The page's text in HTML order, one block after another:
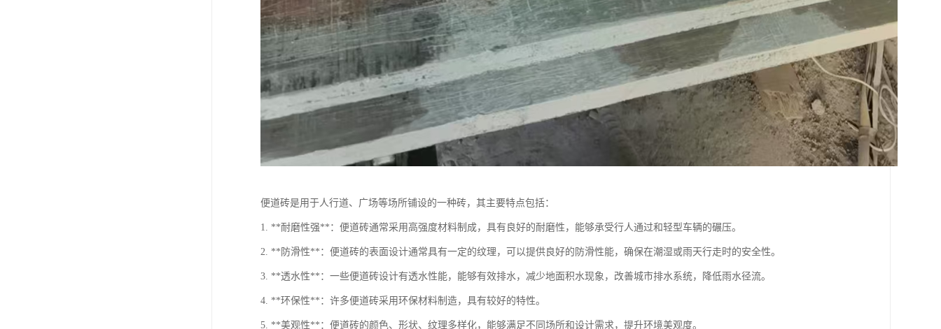
便道砖是用于人行道、广场等场所铺设的一种砖，其主要特点包括：
1. **耐磨性强**：便道砖通常采用高强度材料制成，具有良好的耐磨性，能够承受行人通过和轻型车辆的碾压。
2. **防滑性**：便道砖的表面设计通常具有一定的纹理，可以提供良好的防滑性能，确保在潮湿或雨天行走时的安全性。
3. **透水性**：一些便道砖设计有透水性能，能够有效排水，减少地面积水现象，改善城市排水系统，降低雨水径流。
4. **环保性**：许多便道砖采用环保材料制造，具有较好的特性。
5. **美观性**：便道砖的颜色、形状、纹理多样化，能够满足不同场所和设计需求，提升环境美观度。